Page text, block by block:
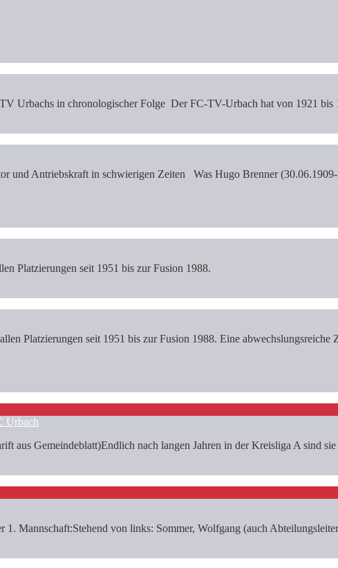
Urbachs in chronologischer Folge Der FC-TV-Urbach hat von 1921 bis
und Antriebskraft in schwierigen Zeiten Was Hugo Brenner
Platzierungen seit 1951 bis zur Fusion 1988.
Platzierungen seit 1951 bis zur Fusion 1988. Eine abwechslungsreiche
Urbach
aus Gemeindeblatt)Endlich nach langen Jahren in der Kreisliga A sind
1. Mannschaft:Stehend von links: Sommer, Wolfgang (auch